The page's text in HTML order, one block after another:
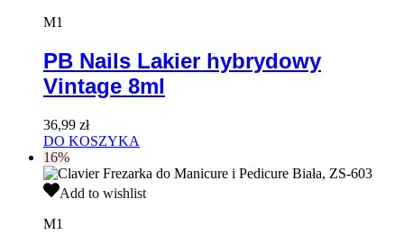
Lakier
Vintage
8ml
M1
PB Nails Lakier hybrydowy
Vintage 8ml
36,99 zł
DO KOSZYKA
16%
Clavier
do
Add to wishlist
M1